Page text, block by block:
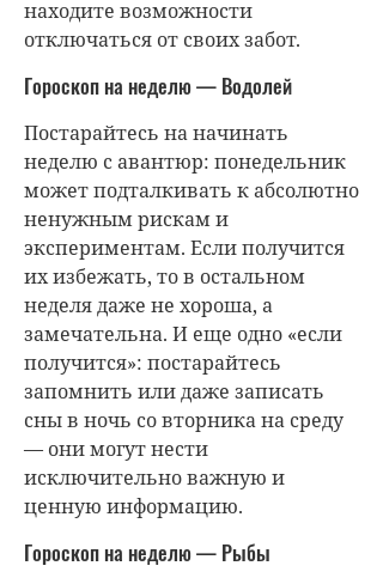
находите возможности
отключаться от своих забот.
Гороскоп на неделю — Водолей
Постарайтесь на начинать
неделю с авантюр: понедельник
может подталкивать к абсолютно
ненужным рискам и
экспериментам. Если получится
их избежать, то в остальном
неделя даже не хороша, а
замечательна. И еще одно «если
получится»: постарайтесь
запомнить или даже записать
сны в ночь со вторника на среду
— они могут нести
исключительно важную и
ценную информацию.
Гороскоп на неделю — Рыбы